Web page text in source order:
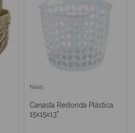
Novo
Canasta Redonda Plástica
15x15x13"